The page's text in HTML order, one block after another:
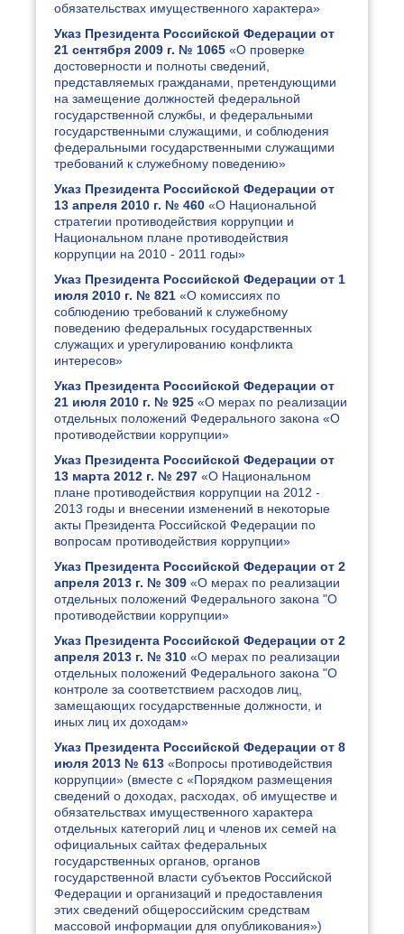
обязательствах имущественного характера»
Указ Президента Российской Федерации от
21 сентября 2009 г. № 1065 «О проверке
достоверности и полноты сведений,
представляемых гражданами, претендующими
на замещение должностей федеральной
государственной службы, и федеральными
государственными служащими, и соблюдения
федеральными государственными служащими
требований к служебному поведению»
Указ Президента Российской Федерации от
13 апреля 2010 г. № 460 «О Национальной
стратегии противодействия коррупции и
Национальном плане противодействия
коррупции на 2010 - 2011 годы»
Указ Президента Российской Федерации от 1
июля 2010 г. № 821 «О комиссиях по
соблюдению требований к служебному
поведению федеральных государственных
служащих и урегулированию конфликта
интересов»
Указ Президента Российской Федерации от
21 июля 2010 г. № 925 «О мерах по реализации
отдельных положений Федерального закона «О
противодействии коррупции»
Указ Президента Российской Федерации от
13 марта 2012 г. № 297 «О Национальном
плане противодействия коррупции на 2012 -
2013 годы и внесении изменений в некоторые
акты Президента Российской Федерации по
вопросам противодействия коррупции»
Указ Президента Российской Федерации от 2
апреля 2013 г. № 309 «О мерах по реализации
отдельных положений Федерального закона "О
противодействии коррупции»
Указ Президента Российской Федерации от 2
апреля 2013 г. № 310 «О мерах по реализации
отдельных положений Федерального закона "О
контроле за соответствием расходов лиц,
замещающих государственные должности, и
иных лиц их доходам»
Указ Президента Российской Федерации от 8
июля 2013 № 613 «Вопросы противодействия
коррупции» (вместе с «Порядком размещения
сведений о доходах, расходах, об имуществе и
обязательствах имущественного характера
отдельных категорий лиц и членов их семей на
официальных сайтах федеральных
государственных органов, органов
государственной власти субъектов Российской
Федерации и организаций и предоставления
этих сведений общероссийским средствам
массовой информации для опубликования»)